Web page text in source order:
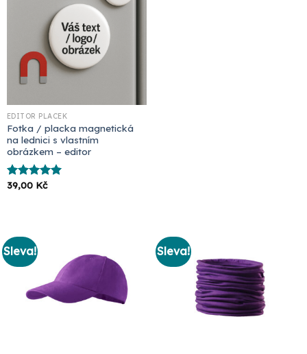
EDITOR PLACEK
Fotka / placka magnetická
na lednici s vlastním
obrázkem – editor
Hodnocení
39,00 Kč
Sleva! Sleva!